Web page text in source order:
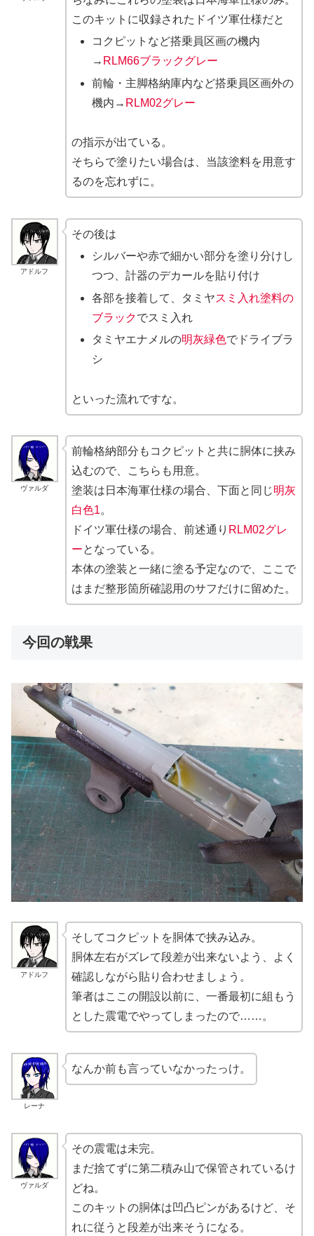
このキットに収録されたドイツ軍仕様だと
コクピットなど搭乗員区画の機内
→ RLM66ブラックグレー
前輪・主脚格納庫内など搭乗員区画外の
機内→ RLM02グレー
の指示が出ている。
そちらで塗りたい場合は、当該塗料を用意す
るのを忘れずに。
アドルフ
その後は
シルバーや赤で細かい部分を塗り分けし
つつ、計器のデカールを貼り付け
各部を接着して、タミヤスミ入れ塗料の
ブラックでスミ入れ
タミヤエナメルの明灰緑色でドライブラ
シ
といった流れですな。
ヴァルダ
前輪格納部分もコクピットと共に胴体に挟み
込むので、こちらも用意。
塗装は日本海軍仕様の場合、下面と同じ明灰
白色1。
ドイツ軍仕様の場合、前述通り RLM02グレ
ーとなっている。
本体の塗装と一緒に塗る予定なので、ここで
はまだ整形箇所確認用のサフだけに留めた。
今回の戦果
アドルフ
そしてコクピットを胴体で挟み込み。
胴体左右がズレて段差が出来ないよう、よく
確認しながら貼り合わせましょう。
筆者はここの開設以前に、一番最初に組もう
とした震電でやってしまったので……。
レーナ
なんか前も言っていなかったっけ。
ヴァルダ
その震電は未完。
まだ捨てずに第二積み山で保管されているけ
どね。
このキットの胴体は凹凸ピンがあるけど、そ
れに従うと段差が出来そうになる。